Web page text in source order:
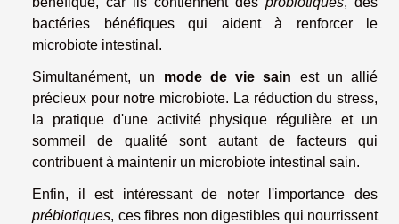
bactéries bénéfiques qui aident à renforcer le
microbiote intestinal.
Simultanément, un mode de vie sain est un allié
précieux pour notre microbiote. La réduction du stress,
la pratique d'une activité physique régulière et un
sommeil de qualité sont autant de facteurs qui
contribuent à maintenir un microbiote intestinal sain.
Enfin, il est intéressant de noter l'importance des
prébiotiques, ces fibres non digestibles qui nourrissent